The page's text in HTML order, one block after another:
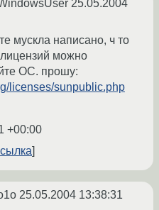
25.05.2004
мускла написано, ч то
можно
ОС. прошу:
licenses/sunpublic.php
+00:00
25.05.2004 13:38:31